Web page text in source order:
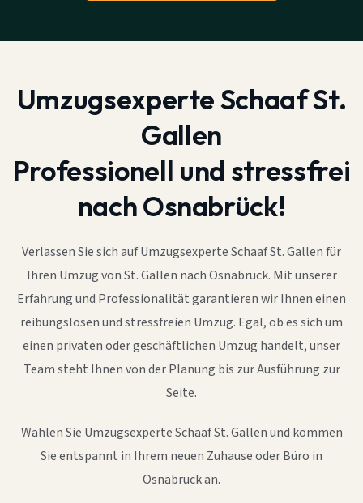
Umzugsexperte Schaaf St.
Gallen
Professionell und stressfrei
nach Osnabrück!
Verlassen Sie sich auf Umzugsexperte Schaaf St. Gallen für
Ihren Umzug von St. Gallen nach Osnabrück. Mit unserer
Erfahrung und Professionalität garantieren wir Ihnen einen
reibungslosen und stressfreien Umzug. Egal, ob es sich um
einen privaten oder geschäftlichen Umzug handelt, unser
Team steht Ihnen von der Planung bis zur Ausführung zur
Seite.
Wählen Sie Umzugsexperte Schaaf St. Gallen und kommen
Sie entspannt in Ihrem neuen Zuhause oder Büro in
Osnabrück an.